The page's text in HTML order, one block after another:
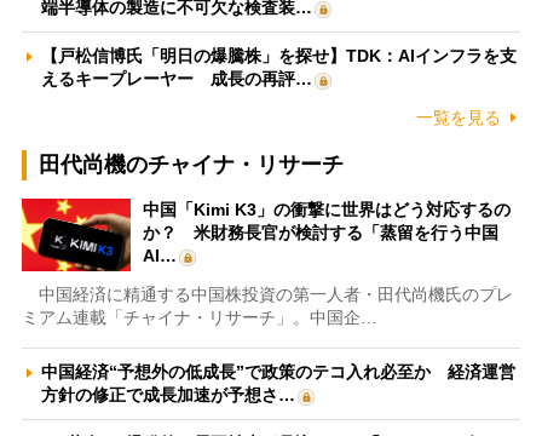
端半導体の製造に不可欠な検査装…
【戸松信博氏「明日の爆騰株」を探せ】TDK：AIインフラを支
えるキープレーヤー 成長の再評…
一覧を見る
田代尚機のチャイナ・リサーチ
中国「Kimi K3」の衝撃に世界はどう対応するの
か？ 米財務長官が検討する「蒸留を行う中国
AI…
中国経済に精通する中国株投資の第一人者・田代尚機氏のプレ
ミアム連載「チャイナ・リサーチ」。中国企…
中国経済“予想外の低成長”で政策のテコ入れ必至か 経済運営
方針の修正で成長加速が予想さ…